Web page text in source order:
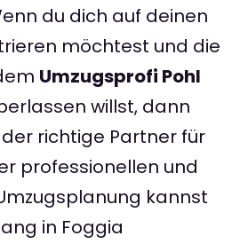
du dich auf deinen
möchtest und die
Umzugsprofi Pohl
willst, dann
richtige Partner für
professionellen und
kannst
in Foggia